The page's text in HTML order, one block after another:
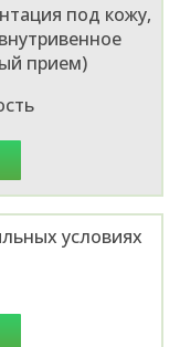
под кожу,
прием)
условиях